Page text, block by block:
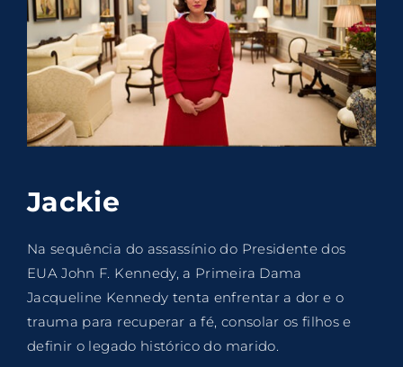
Jackie
Na sequência do assassínio do Presidente dos
EUA John F. Kennedy, a Primeira Dama
Jacqueline Kennedy tenta enfrentar a dor e o
trauma para recuperar a fé, consolar os filhos e
definir o legado histórico do marido.
SIGN IN
Remember Me
By signing in, you agree to